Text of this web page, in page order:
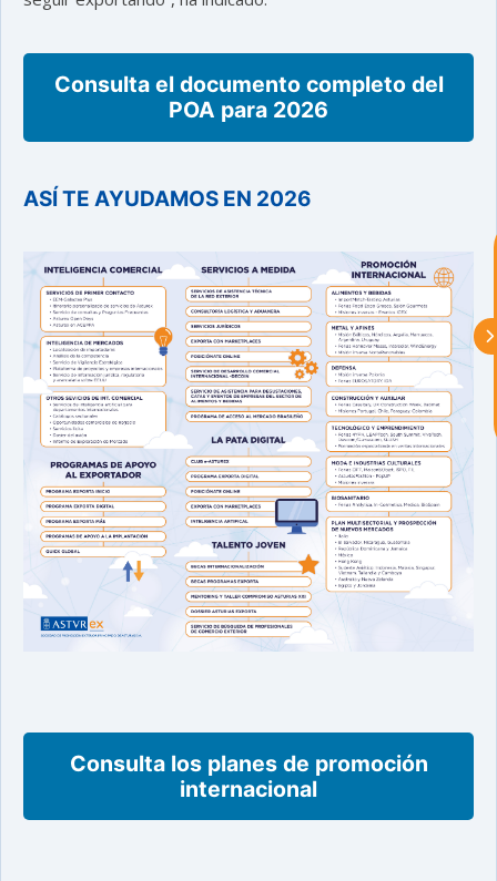
Consulta el documento completo del
POA para 2026
ASÍ TE AYUDAMOS EN 2026
Consulta los planes de promoción
internacional
astu
ayudarte con la internacionalización de
tu empresa e informarte sobre los
eventos y actividades que lleva a cabo
Asturex.
Al continuar con la Conversación,
aceptas nuestrapolítica de privacidad
¿En que te puedo ayudar hoy?